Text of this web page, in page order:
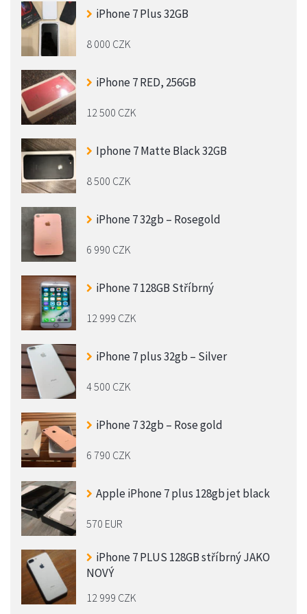
iPhone 7 Plus 32GB
8 000 CZK
iPhone 7 RED, 256GB
12 500 CZK
Iphone 7 Matte Black 32GB
8 500 CZK
iPhone 7 32gb – Rosegold
6 990 CZK
iPhone 7 128GB Stříbrný
12 999 CZK
iPhone 7 plus 32gb – Silver
4 500 CZK
iPhone 7 32gb – Rose gold
6 790 CZK
Apple iPhone 7 plus 128gb jet black
570 EUR
iPhone 7 PLUS 128GB stříbrný JAKO
NOVÝ
12 999 CZK